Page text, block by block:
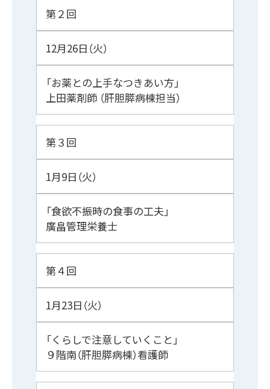
第２回
12月26日（火）
「お薬との上手なつきあい方」
上田薬剤師 （肝胆膵病棟担当）
第３回
1月9日（火）
「食欲不振時の食事の工夫」
廣畠管理栄養士
第４回
1月23日（火）
「くらしで注意していくこと」
９階南（肝胆膵病棟）看護師